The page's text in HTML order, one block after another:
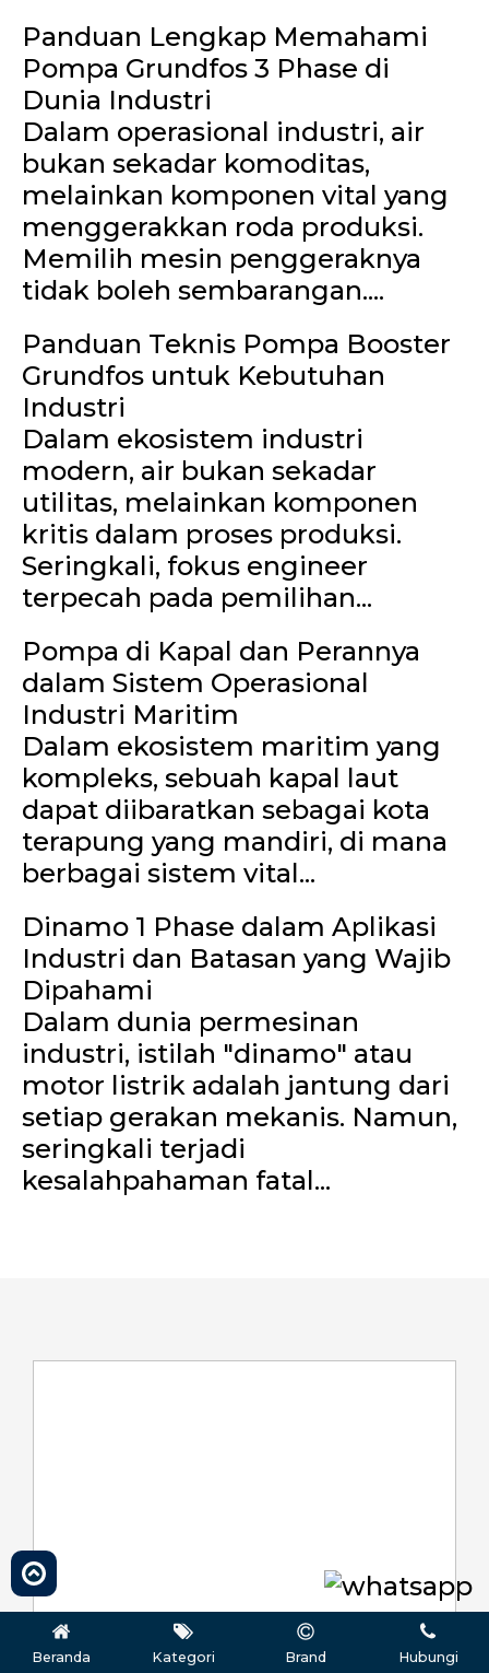
Panduan Lengkap Memahami
Pompa Grundfos 3 Phase di
Dunia Industri
Dalam operasional industri, air
bukan sekadar komoditas,
melainkan komponen vital yang
menggerakkan roda produksi.
Memilih mesin penggeraknya
tidak boleh sembarangan....
Panduan Teknis Pompa Booster
Grundfos untuk Kebutuhan
Industri
Dalam ekosistem industri
modern, air bukan sekadar
utilitas, melainkan komponen
kritis dalam proses produksi.
Seringkali, fokus engineer
terpecah pada pemilihan...
Pompa di Kapal dan Perannya
dalam Sistem Operasional
Industri Maritim
Dalam ekosistem maritim yang
kompleks, sebuah kapal laut
dapat diibaratkan sebagai kota
terapung yang mandiri, di mana
berbagai sistem vital...
Dinamo 1 Phase dalam Aplikasi
Industri dan Batasan yang Wajib
Dipahami
Dalam dunia permesinan
industri, istilah "dinamo" atau
motor listrik adalah jantung dari
setiap gerakan mekanis. Namun,
seringkali terjadi
kesalahpahaman fatal...